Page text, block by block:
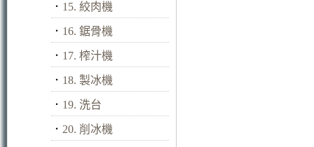
． 15. 絞肉機
． 16. 鋸骨機
． 17. 榨汁機
． 18. 製冰機
． 19. 洗台
． 20. 削冰機